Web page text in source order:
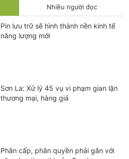
Nhiều người đọc
Pin lưu trữ sẽ hình thành nền kinh tế
năng lượng mới
Sơn La: Xử lý 45 vụ vi phạm gian lận
thương mại, hàng giả
Phân cấp, phân quyền phải gắn với